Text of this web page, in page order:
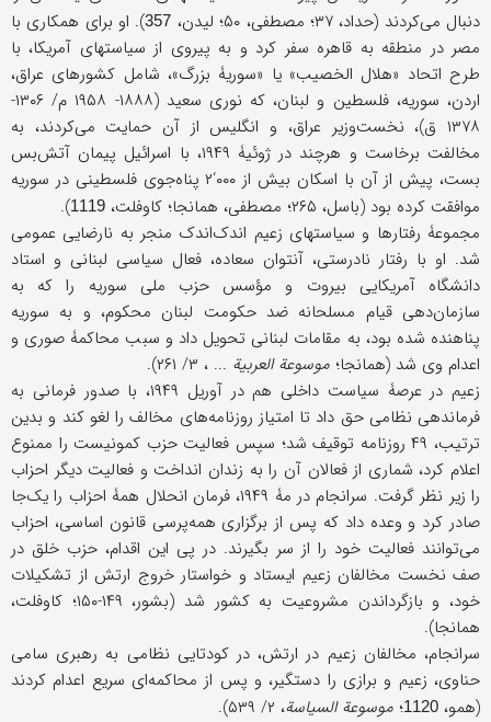
دنبال می‌کردند (حداد، ۳۷؛ مصطفى، ۵۰؛ لیدن،
357). او برای همکاری با
مصر در منطقه به قاهره سفر کرد و به پیروی از سیاستهای آمریکا، با
طرح اتحاد «هلال الخصیب» یا «سوریۀ بزرگ»، شامل کشورهای عراق،
اردن، سوریه، فلسطین و لبنان، که نوری سعید (۱۸۸۸- ۱۹۵۸ م/ ۱۳۰۶-
۱۳۷۸ ق)، نخست‌وزیر عراق، و انگلیس از آن حمایت می‌کردند، به
مخالفت برخاست و هرچند در ژوئیۀ ۱۹۴۹، با اسرائیل پیمان آتش‌بس
بست، پیش از آن با اسکان بیش از ۰۰۰‘۲ پناه‌جوی فلسطینی در سوریه
موافقت کرده بود (باسل، ۲۶۵؛ مصطفى، همانجا؛ کاوفلت،
1119
).
مجموعۀ رفتارها و سیاستهای زعیم اندک‌اندک منجر به نارضایی عمومی
شد. او با رفتار نادرستی، آنتوان سعاده، فعال سیاسی لبنانی و استاد
دانشگاه آمریکایی بیروت و مؤسس حزب ملی سوریه را که به
سازمان‌دهی قیام مسلحانه ضد حکومت لبنان محکوم، و به سوریه
پناهنده شده بود، به مقامات لبنانی تحویل داد و سبب محاکمۀ صوری و
اعدام وی شد (همانجا؛ موسوعةالعربیة ... ، ۳/ ۲۶۱).
زعیم در عرصۀ سیاست داخلی هم در آوریل ۱۹۴۹، با صدور فرمانی به
فرماندهی نظامی حق داد تا امتیاز روزنامه‌های مخالف را لغو کند و بدین
ترتیب، ۴۹ روزنامه توقیف شد؛ سپس فعالیت حزب کمونیست را ممنوع
اعلام کرد، شماری از فعالان آن را به زندان انداخت و فعالیت دیگر احزاب
را زیر نظر گرفت. سرانجام در مۀ ۱۹۴۹، فرمان انحلال همۀ احزاب را یک‌جا
صادر کرد و وعده داد که پس از برگزاری همه‌پرسی قانون اساسی، احزاب
می‌توانند فعالیت خود را از سر بگیرند. در پی این اقدام، حزب خلق در
صف نخست مخالفان زعیم ایستاد و خواستار خروج ارتش از تشکیلات
خود، و بازگرداندن مشروعیت به کشور شد (بشور، ۱۴۹-۱۵۰؛ کاوفلت،
همانجا).
سرانجام، مخالفان زعیم در ارتش، در کودتایی نظامی به رهبری سامی
حناوی، زعیم و برازی را دستگیر، و پس از محاکمه‌ای سریع اعدام کردند
(همو، 1120؛ موسوعة السیاسة، ۲/ ۵۳۹).